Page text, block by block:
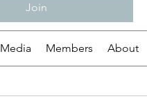
Join
Media Members About